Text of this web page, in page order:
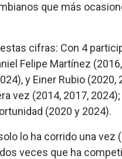
que más
cifras: Con 4
Felipe Martínez
y Einer Rubio (2020,
vez (2014, 2017,
(2020 y 2024).
lo ha corrido una vez
veces que ha